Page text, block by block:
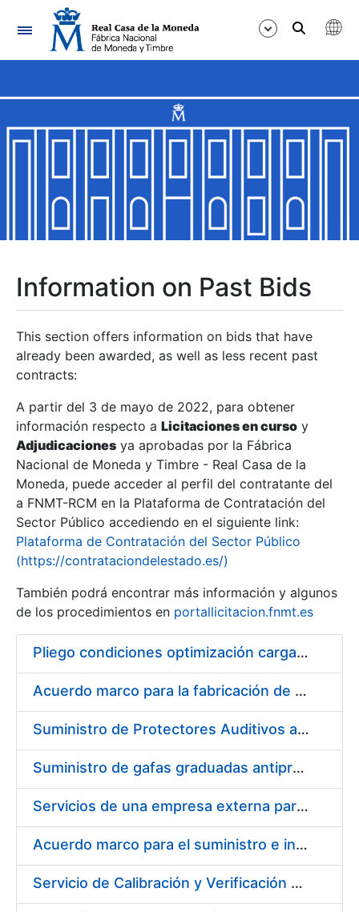
Navigation
Show/Hide
Show/Hide
Show/Hide
Show/Hide
Show/Hide
Show/Hide
Information on Past Bids
This section offers information on bids that have
already been awarded, as well as less recent past
contracts:
A partir del 3 de mayo de 2022, para obtener
información respecto a Licitaciones en curso y
Adjudicaciones ya aprobadas por la Fábrica
Nacional de Moneda y Timbre - Real Casa de la
Moneda, puede acceder al perfil del contratante del
a FNMT-RCM en la Plataforma de Contratación del
Sector Público accediendo en el siguiente link:
Plataforma de Contratación del Sector Público
(https://contrataciondelestado.es/)
También podrá encontrar más información y algunos
de los procedimientos en portallicitacion.fnmt.es
Pliego condiciones optimización cargas compras firmado
Acuerdo marco para la fabricación de piezas
Suministro de Protectores Auditivos a medida para las personas trabajadoras de los Centros de Trabajo de Madrid y Burgos
Suministro de gafas graduadas antiproyecciones para los trabajadores de la FNMT-RCM en los centros de trabajo de Madrid y Burgos
Servicios de una empresa externa para el asesoramiento y resolución de los recursos de alzada que se presentan relacionados con procesos de selección para la FNMT-RCM
Acuerdo marco para el suministro e instalación de persianas, estores y otros complementos
Servicio de Calibración y Verificación Externa de los Equipos de Medición del Servicio de Prevención de la FNMT-RCM